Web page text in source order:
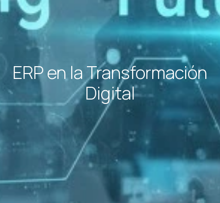
ERP en la Transformación
Digital